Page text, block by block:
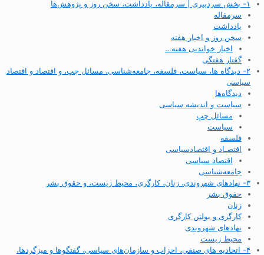
۱- بخش سردبیری | سرمقاله، یادداشت، سخن روز و پژوهش‌ها
سرمقاله
یادداشت
سخن روز و اخبار هفته
اخبار خواندنی هفته…
گفتار هفتگی
۲- دیدگاه ها، سیاست، فلسفه، جامعه‌شناسی، مسائل چپ، و اقتصاد و اقتصاد
سیاسی
دیدگاه‌ها
سیاست و اندیشه سیاسی
مسائل چپ
سیاست
فلسفه
اقتصـاد و اقتصاد‌سیاسی
اقتصاد سیاسی
جامعه‌شناسی
۳- نهادهای شهروندی، زنان، کارگری، محیط زیست، و حقوق بشر
حقوق بشر
زنان
کارگری و بولتن کارگری
نهادهای شهروندی
محیط زیست
۴- اتحادیه های صنفی، احزاب و سازمان‌های سیاسی، گفتگوها و میزگردها،